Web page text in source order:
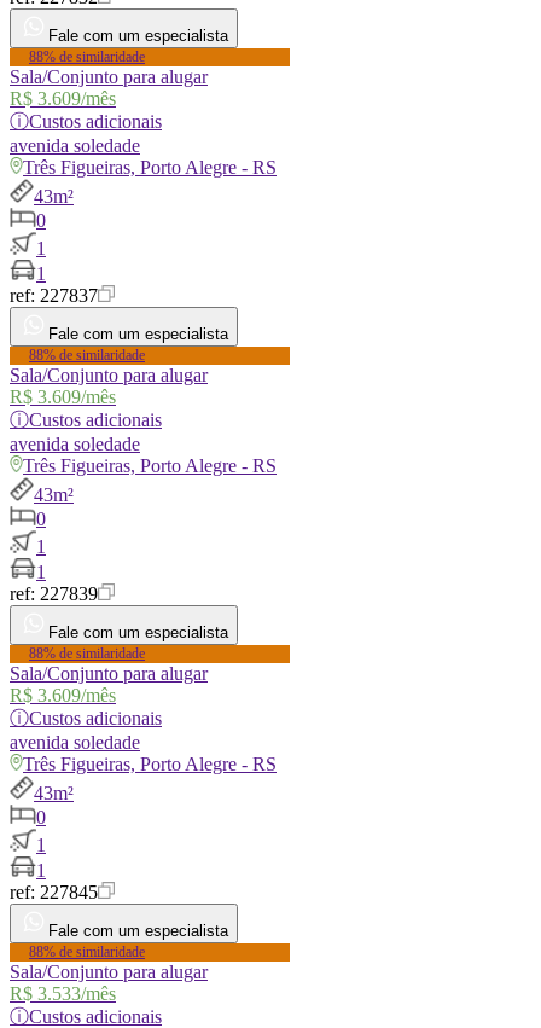
Fale com um especialista
88% de similaridade
Sala/Conjunto para alugar
R$ 3.609/mês
ⓘCustos adicionais
avenida soledade
Três Figueiras, Porto Alegre - RS
43m²
0
1
1
ref: 227837
Fale com um especialista
88% de similaridade
Sala/Conjunto para alugar
R$ 3.609/mês
ⓘCustos adicionais
avenida soledade
Três Figueiras, Porto Alegre - RS
43m²
0
1
1
ref: 227839
Fale com um especialista
88% de similaridade
Sala/Conjunto para alugar
R$ 3.609/mês
ⓘCustos adicionais
avenida soledade
Três Figueiras, Porto Alegre - RS
43m²
0
1
1
ref: 227845
Fale com um especialista
88% de similaridade
Sala/Conjunto para alugar
R$ 3.533/mês
ⓘCustos adicionais